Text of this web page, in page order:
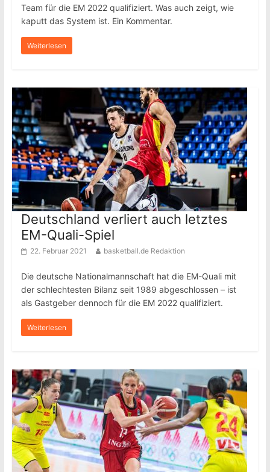
Team für die EM 2022 qualifiziert. Was auch zeigt, wie
kaputt das System ist. Ein Kommentar.
Weiterlesen
Deutschland verliert auch letztes
EM-Quali-Spiel
22. Februar 2021 basketball.de Redaktion
Die deutsche Nationalmannschaft hat die EM-Quali mit
der schlechtesten Bilanz seit 1989 abgeschlossen – ist
als Gastgeber dennoch für die EM 2022 qualifiziert.
Weiterlesen